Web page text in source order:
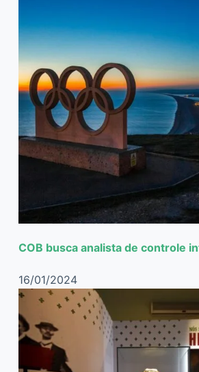
COB busca analista de controle
16/01/2024